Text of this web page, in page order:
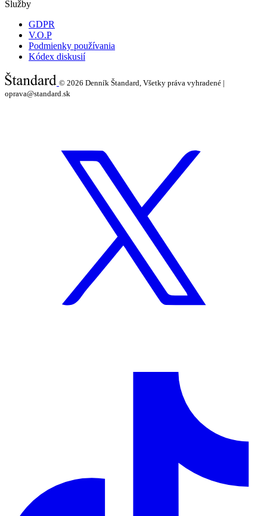
Služby
GDPR
V.O.P
Podmienky používania
Kódex diskusií
© 2026 Denník Štandard, Všetky práva vyhradené |
oprava@standard.sk